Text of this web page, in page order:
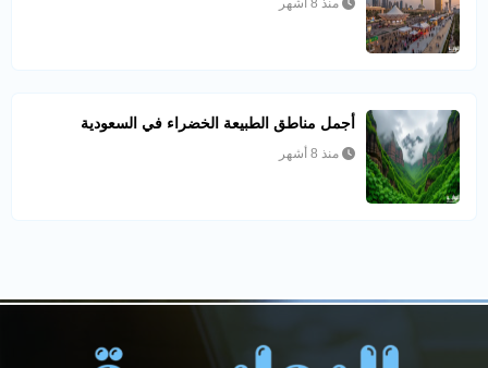
منذ 8 أشهر
أجمل مناطق الطبيعة الخضراء في السعودية
منذ 8 أشهر